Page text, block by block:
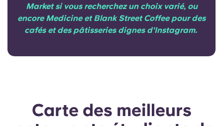
Market si vous recherchez un choix varié, ou
encore Medicine et Blank Street Coffee pour des
cafés et des pâtisseries dignes d'Instagram.
Carte des meilleurs